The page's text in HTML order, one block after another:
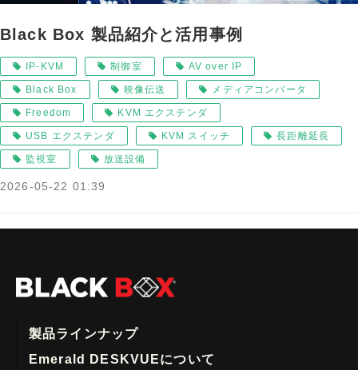
Black Box 製品紹介と活用事例
IP-KVM 制御室 AV over IP
Black Box 映像伝送 メディアコンバータ
Freedom KVM エクステンダ
USB エクステンダ KVM スイッチ 長距離延長
監視室 放送設備
2026-05-22 01:39
製品ラインナップ
Emerald DESKVUEについて